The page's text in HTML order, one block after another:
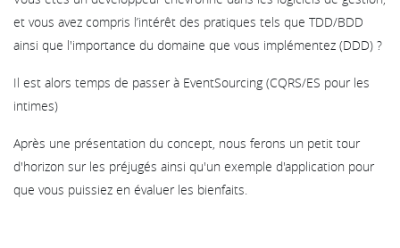
et vous avez compris l’intérêt des pratiques tels que TDD/BDD
ainsi que l'importance du domaine que vous implémentez (DDD) ?
Il est alors temps de passer à EventSourcing (CQRS/ES pour les
intimes)
Après une présentation du concept, nous ferons un petit tour
d'horizon sur les préjugés ainsi qu'un exemple d'application pour
que vous puissiez en évaluer les bienfaits.